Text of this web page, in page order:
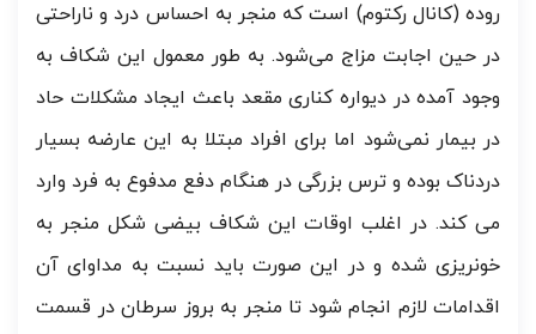
روده (کانال رکتوم) است که منجر به احساس درد و ناراحتی
در حین اجابت مزاج می‌شود. به طور معمول این شکاف به
وجود آمده در دیواره کناری مقعد باعث ایجاد مشکلات حاد
در بیمار نمی‌شود اما برای افراد مبتلا به این عارضه بسیار
دردناک بوده و ترس بزرگی در هنگام دفع مدفوع به فرد وارد
می کند. در اغلب اوقات این شکاف بیضی شکل منجر به
خونریزی شده و در این صورت باید نسبت به مداوای آن
اقدامات لازم انجام شود تا منجر به بروز سرطان در قسمت